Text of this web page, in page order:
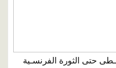
حتى الثورة الفرنسـية